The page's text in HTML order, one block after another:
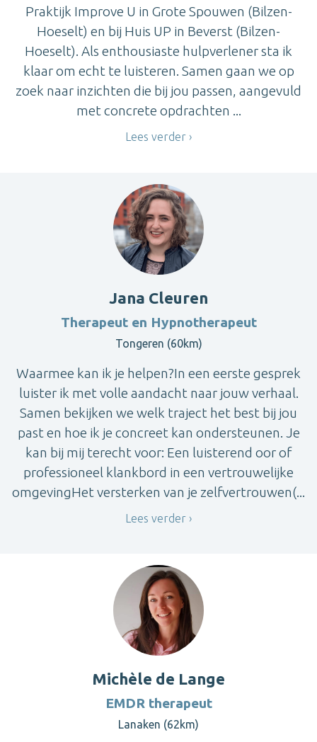
Praktijk Improve U in Grote Spouwen (Bilzen-
Hoeselt) en bij Huis UP in Beverst (Bilzen-
Hoeselt). Als enthousiaste hulpverlener sta ik
klaar om echt te luisteren. Samen gaan we op
zoek naar inzichten die bij jou passen, aangevuld
met concrete opdrachten ...
Lees verder
Jana Cleuren
Therapeut en Hypnotherapeut
Tongeren (60km)
Waarmee kan ik je helpen?In een eerste gesprek
luister ik met volle aandacht naar jouw verhaal.
Samen bekijken we welk traject het best bij jou
past en hoe ik je concreet kan ondersteunen. Je
kan bij mij terecht voor: Een luisterend oor of
professioneel klankbord in een vertrouwelijke
omgevingHet versterken van je zelfvertrouwen(...
Lees verder
Michèle de Lange
EMDR therapeut
Lanaken (62km)